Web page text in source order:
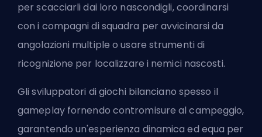
per scacciarli dai loro nascondigli, coordinarsi
con i compagni di squadra per avvicinarsi da
angolazioni multiple o usare strumenti di
ricognizione per localizzare i nemici nascosti.
Gli sviluppatori di giochi bilanciano spesso il
gameplay fornendo contromisure al campeggio,
garantendo un'esperienza dinamica ed equa per